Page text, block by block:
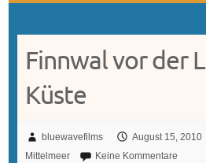
Finnwal vor der
Küste
bluewavefilms August 15, 2010
Mittelmeer
Keine Kommentare